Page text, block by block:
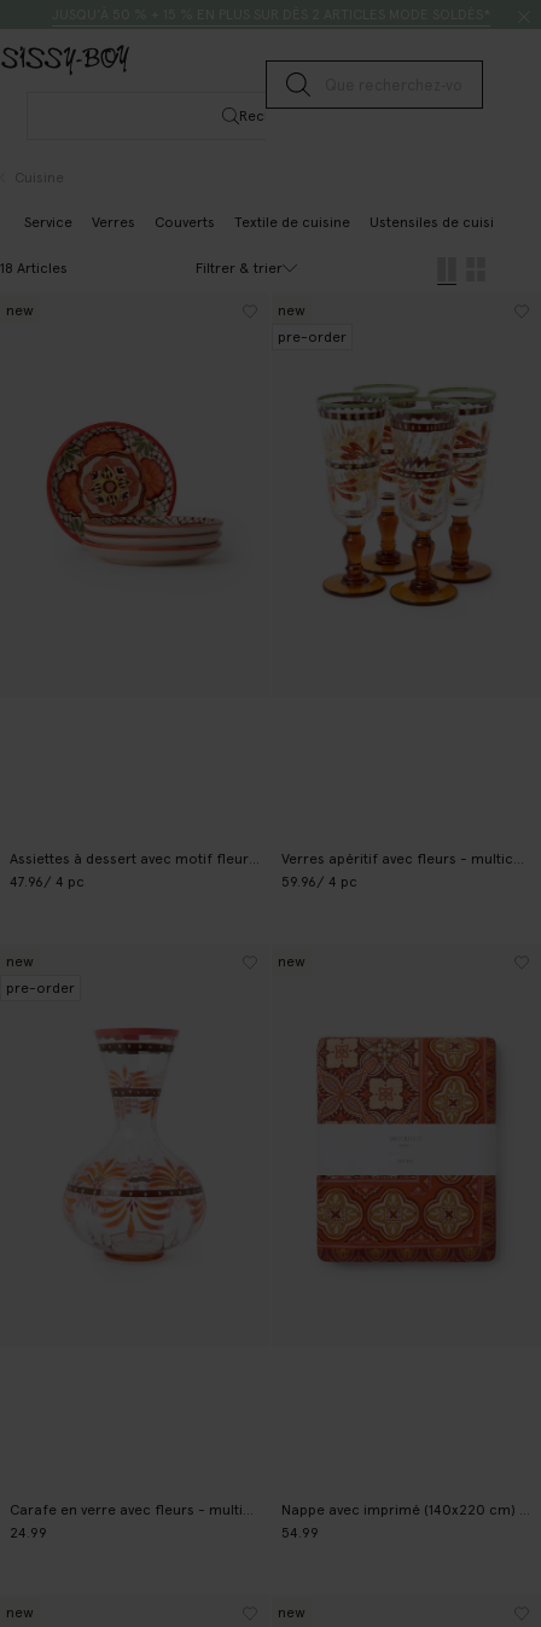
Lancer la recherche
Rechercher
Cuisine
Service Verres Couverts Textile de cuisine Ustensiles de cuisine
18 Articles Filtrer & trier
47.96 / 4 pc
new
59.96 / 4 pc
new
pre-order
24.99
new
pre-order
54.99
new
new new